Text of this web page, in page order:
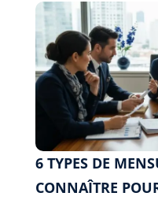
6 TYPES DE
CONNAÎTRE